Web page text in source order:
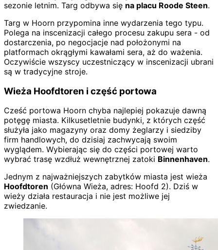
sezonie letnim. Targ odbywa się na placu Roode Steen.
Targ w Hoorn przypomina inne wydarzenia tego typu.
Polega na inscenizacji całego procesu zakupu sera - od
dostarczenia, po negocjacje nad położonymi na
platformach okrągłymi kawałami sera, aż do ważenia.
Oczywiście wszyscy uczestniczący w inscenizacji ubrani
są w tradycyjne stroje.
Wieża Hoofdtoren i część portowa
Cześć portowa Hoorn chyba najlepiej pokazuje dawną
potęgę miasta. Kilkusetletnie budynki, z których część
służyła jako magazyny oraz domy żeglarzy i siedziby
firm handlowych, do dzisiaj zachwycają swoim
wyglądem. Wybierając się do części portowej warto
wybrać trasę wzdłuż wewnętrznej zatoki Binnenhaven.
Jednym z najważniejszych zabytków miasta jest wieża
Hoofdtoren (Główna Wieża, adres: Hoofd 2). Dziś w
wieży działa restauracja i nie jest możliwe jej
zwiedzanie.